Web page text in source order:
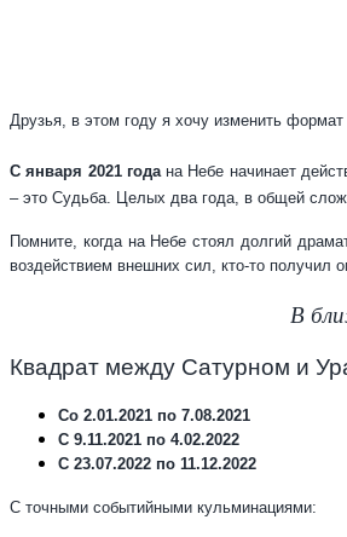
Друзья, в этом году я хочу изменить формат
С января 2021 годана Небе начинает
– это Судьба. Целых два года, в общей
Помните, когда на Небе стоял долгий
воздействием внешних сил, кто-то получил
В
Квадрат между Сатурном и
Со 2.01.2021 по 7.08.2021
С 9.11.2021 по 4.02.2022
С 23.07.2022 по 11.12.2022
С точными событийными кульминациями: